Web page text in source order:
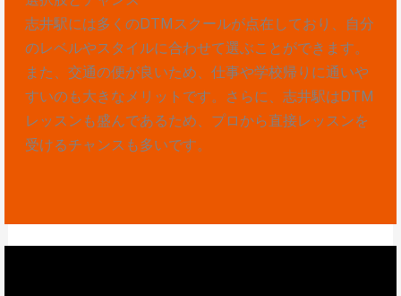
志井駅には多くのDTMスクールが点在しており、自分
のレベルやスタイルに合わせて選ぶことができます。
また、交通の便が良いため、仕事や学校帰りに通いや
すいのも大きなメリットです。さらに、志井駅はDTM
レッスンも盛んであるため、プロから直接レッスンを
受けるチャンスも多いです。